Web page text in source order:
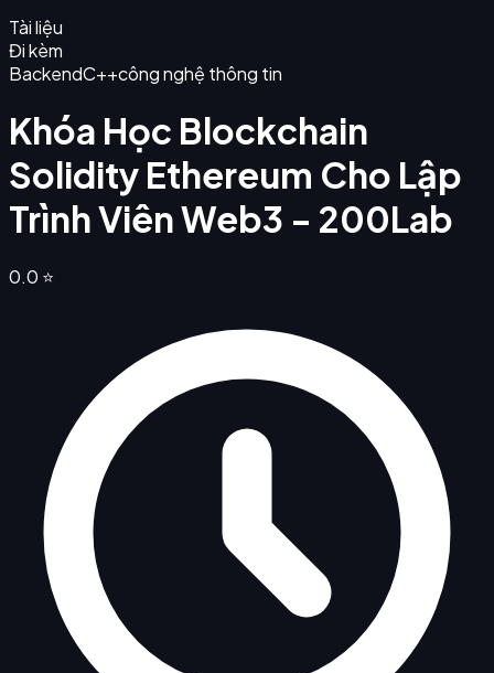
Tài liệu
Đi kèm
BackendC++công nghệ thông tin
Khóa Học Blockchain
Solidity Ethereum Cho Lập
Trình Viên Web3 - 200Lab
0.0 ⭐